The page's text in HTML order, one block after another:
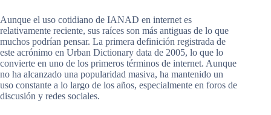
Aunque el uso cotidiano de IANAD en internet es
relativamente reciente, sus raíces son más antiguas de lo que
muchos podrían pensar. La primera definición registrada de
este acrónimo en Urban Dictionary data de 2005, lo que lo
convierte en uno de los primeros términos de internet. Aunque
no ha alcanzado una popularidad masiva, ha mantenido un
uso constante a lo largo de los años, especialmente en foros de
discusión y redes sociales.